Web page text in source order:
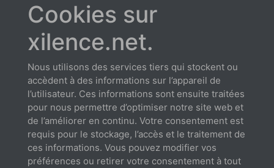
Vitesse de rotation à 12V (rpm)
Color
montrer tout / fermer tout
Téléchargements
Cookies sur
xilence.net.
Nous utilisons des services tiers qui stockent ou
accèdent à des informations sur l’appareil de
l’utilisateur. Ces informations sont ensuite traitées
pour nous permettre d’optimiser notre site web et
de l’améliorer en continu. Votre consentement est
requis pour le stockage, l’accès et le traitement de
ces informations. Vous pouvez modifier vos
préférences ou retirer votre consentement à tout